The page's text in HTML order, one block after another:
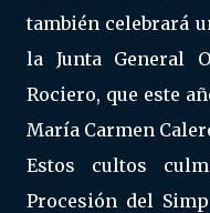
también celebrará
la Junta General
Rociero, que este
María Carmen
Estos cultos
Procesión del